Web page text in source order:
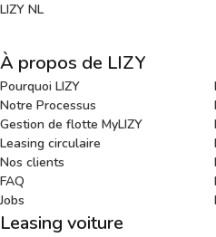
LIZY NL
À propos de LIZY
Pourquoi LIZY
Notre Processus
Gestion de flotte MyLIZY
Leasing circulaire
Nos clients
FAQ
Jobs
Leasing voiture